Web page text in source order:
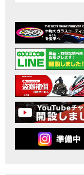
CAMPAIGN 免許取得
EVENT ［三重県下最
MOVIE 【ホンダ バイク】【
MOVIE 【ホンダ バイ
CAMPAIGN Rebel 250
MOVIE 【ホンダ バイク】CB1000F
MOVIE 【ホンダ バイク】【
MOVIE 【ホンダド
MOVIE こんなことある？
【新車】CB1000Fで
MOVIE 【事故寸前】200kmレ